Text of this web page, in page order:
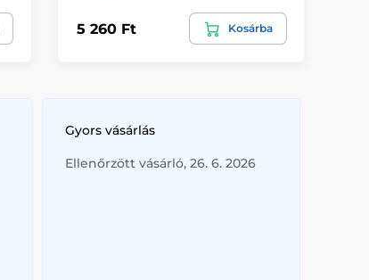
5 260 Ft Kosárba
Gyors vásárlás
Ellenőrzött vásárló, 26. 6. 2026